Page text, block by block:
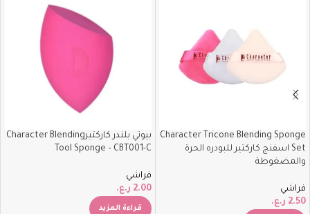
Character Tricone Blending Sponge
Set اسفنج كاركتير للبودره الحرة
والمضغوطة
فراشي
2.50 ر.ع.
بيوتي بلندر كاركتيرCharacter Blending
Tool Sponge – CBT001-C
فراشي
2.00 ر.ع.
قراءة المزيد